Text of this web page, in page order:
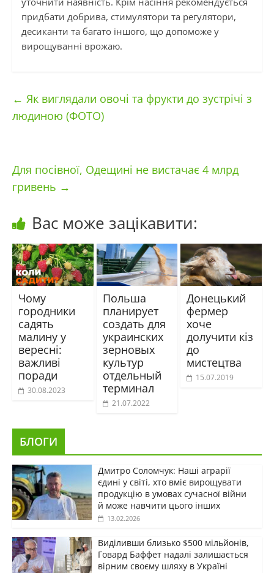
придбати добрива, стимулятори та регулятори,
десиканти та багато іншого, що допоможе у
вирощуванні врожаю.
← Як виглядали овочі та фрукти до зустрічі з
людиною (ФОТО)
Для посівної, Одещині не вистачає 4 млрд
гривень →
Вас може зацікавити:
Чому
городники
садять
малину у
вересні:
важливі
поради
30.08.2023
Польша
планирует
создать для
украинских
зерновых
культур
отдельный
терминал
21.07.2022
Донецький
фермер
хоче
долучити кіз
до
мистецтва
15.07.2019
БЛОГИ
Дмитро Соломчук: Наші аграрії
єдині у світі, хто вміє вирощувати
продукцію в умовах сучасної війни
й може навчити цього інших
13.02.2026
Виділивши близько $500 мільйонів,
Говард Баффет надалі залишається
вірним своєму шляху в Україні